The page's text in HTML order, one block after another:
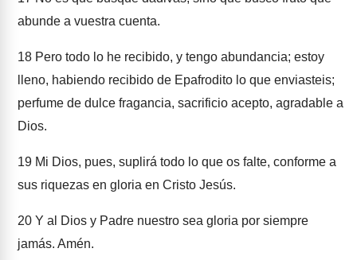
abunde a vuestra cuenta.
18 Pero todo lo he recibido, y tengo abundancia; estoy
lleno, habiendo recibido de Epafrodito lo que enviasteis;
perfume de dulce fragancia, sacrificio acepto, agradable a
Dios.
19 Mi Dios, pues, suplirá todo lo que os falte, conforme a
sus riquezas en gloria en Cristo Jesús.
20 Y al Dios y Padre nuestro sea gloria por siempre
jamás. Amén.